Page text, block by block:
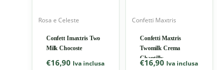
Rosa e Celeste
Confett Imaxtris Two
Milk Chocoste
€16,90 Iva inclusa
Confetti Maxtris
Confetti Maxtris
Twomilk Crema
Chantilly
€16,90 Iva inclusa